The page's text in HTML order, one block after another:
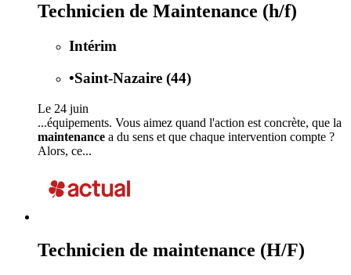
Technicien de Maintenance (h/f)
Intérim
•Saint-Nazaire (44)
Le 24 juin
...équipements. Vous aimez quand l'action est concrète, que la
maintenance a du sens et que chaque intervention compte ?
Alors, ce...
Technicien de maintenance (H/F)